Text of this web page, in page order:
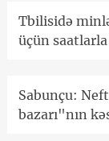
Tbilisidə
üçün
Sabunçu:
bazarı"nın